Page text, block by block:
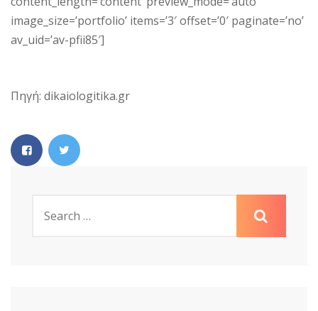
image_size=’portfolio’ items=’3′ offset=’0′ paginate=’no’
av_uid=’av-pfii85′]
Πηγή: dikaiologitika.gr